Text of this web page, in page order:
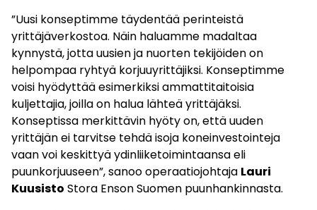
”Uusi konseptimme täydentää perinteistä
yrittäjäverkostoa. Näin haluamme madaltaa
kynnystä, jotta uusien ja nuorten tekijöiden on
helpompaa ryhtyä korjuuyrittäjiksi. Konseptimme
voisi hyödyttää esimerkiksi ammattitaitoisia
kuljettajia, joilla on halua lähteä yrittäjäksi.
Konseptissa merkittävin hyöty on, että uuden
yrittäjän ei tarvitse tehdä isoja koneinvestointeja
vaan voi keskittyä ydinliiketoimintaansa eli
puunkorjuuseen”, sanoo operaatiojohtaja Lauri
Kuusisto Stora Enson Suomen puunhankinnasta.